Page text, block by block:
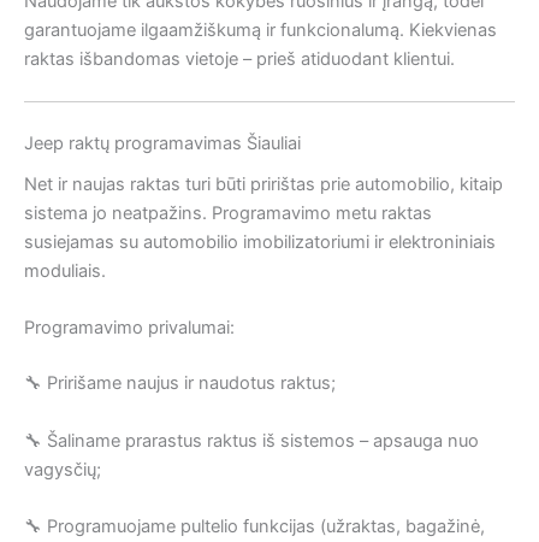
garantuojame ilgaamžiškumą ir funkcionalumą. Kiekvienas
raktas išbandomas vietoje – prieš atiduodant klientui.
Jeep raktų programavimas Šiauliai
Net ir naujas raktas turi būti pririštas prie automobilio, kitaip
sistema jo neatpažins. Programavimo metu raktas
susiejamas su automobilio imobilizatoriumi ir elektroniniais
moduliais.
Programavimo privalumai:
🔧 Pririšame naujus ir naudotus raktus;
🔧 Šaliname prarastus raktus iš sistemos – apsauga nuo
vagysčių;
🔧 Programuojame pultelio funkcijas (užraktas, bagažinė,